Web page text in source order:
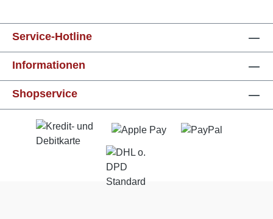
Service-Hotline
Informationen
Shopservice